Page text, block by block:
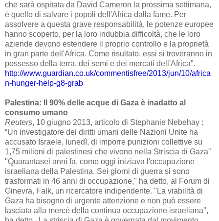
che sarà ospitata da David Cameron la prossima settimana,
è quello di salvare i popoli dell'Africa dalla fame. Per
assolvere a questa grave responsabilità, le potenze europee
hanno scoperto, per la loro indubbia difficoltà, che le loro
aziende devono estendere il proprio controllo e la proprietà
in gran parte dell'Africa. Come risultato, essi si troveranno in
possesso della terra, dei semi e dei mercati dell'Africa".
http://www.guardian.co.uk/commentisfree/2013/jun/10/africa
n-hunger-help-g8-grab
Palestina: Il 90% delle acque di Gaza è inadatto al
consumo umano
Reuters, 10 giugno 2013, articolo di Stephanie Nebehay :
“Un investigatore dei diritti umani delle Nazioni Unite ha
accusato Israele, lunedì, di imporre punizioni collettive su
1,75 milioni di palestinesi che vivono nella Striscia di Gaza”
"Quarantasei anni fa, come oggi iniziava l'occupazione
israeliana della Palestina. Sei giorni di guerra si sono
trasformati in 46 anni di occupazione," ha detto, al Forum di
Ginevra, Falk, un ricercatore indipendente. "La viabilità di
Gaza ha bisogno di urgente attenzione e non può essere
lasciata alla mercé della continua occupazione israeliana",